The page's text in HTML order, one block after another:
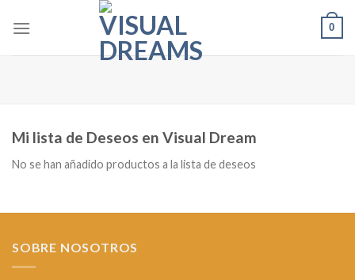
0
Mi lista de Deseos en Visual Dream
No se han añadido productos a la lista de deseos
SOBRE NOSOTROS